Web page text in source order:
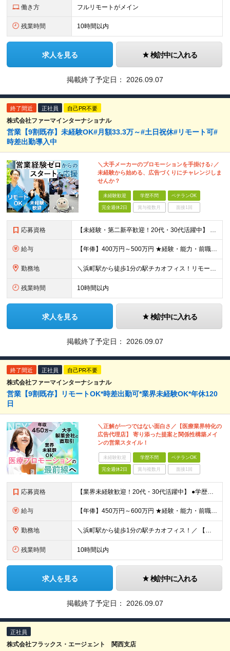
働き方 フルリモートがメイン
残業時間 10時間以内
求人を見る 検討中に入れる
掲載終了予定日： 2026.09.07
終了間近 正社員 自己PR不要
株式会社ファーマインターナショナル
営業【9割既存】未経験OK#月額33.3万～#土日祝休#リモート可#
時差出勤導入中
＼大手メーカーのプロモーションを手掛ける♪／
未経験から始める、広告づくりにチャレンジしま
せんか？
未経験歓迎 学歴不問 ベテランOK
完全週休2日 賞与複数月 面接1回
応募資格 【未経験・第二新卒歓迎！20代・30代活躍中】 ●学歴不問 ●職種・業界未経験歓迎！ ★特別な営業スキルや専門知識は不問です ＼こんな方にピッタリの環境です／ ★毎日テレアポを繰り返す営業から脱却し
給与 【年俸】400万円～500万円 ★経験・能力・前職の給与等を最大限考慮の上、当社規定により決定します。 ※年俸額を12分割し、月々1/12（33.3万円～41.6万円）ずつ支給します。 ※月額に調整
勤務地 ＼浜町駅から徒歩1分の駅チカオフィス！リモート勤務可◎／ 【本社】東京都中央区日本橋浜町2-31-1 浜町センタービル9F (変更の範囲)上記を除く当社関連勤務地
残業時間 10時間以内
求人を見る 検討中に入れる
掲載終了予定日： 2026.09.07
終了間近 正社員 自己PR不要
株式会社ファーマインターナショナル
営業【9割既存】リモートOK*時差出勤可*業界未経験OK*年休120
日
＼正解が一つではない面白さ／【医療業界特化の
広告代理店】 寄り添った提案と関係性構築メイ
ンの営業スタイル！
未経験歓迎 学歴不問 ベテランOK
完全週休2日 賞与複数月 面接1回
応募資格 【業界未経験歓迎！20代・30代活躍中】 ●学歴不問 ●何らかの営業経験をお持ちの方（職種・業界・年数不問） ★無形営業・有形営業どちらの経験も活かせます！ ＼こんな方にピッタリの環境です／ ★テレ
給与 【年俸】450万円～600万円 ★経験・能力・前職の給与等を最大限考慮の上、当社規定により決定します。 ※年俸額を12分割し、月々1/12（37.5万円～50万円）ずつ支給します。 ※月額に調整給と
勤務地 ＼浜町駅から徒歩1分の駅チカオフィス！／ 【本社】東京都中央区日本橋浜町2-31-1 浜町センタービル9F (変更の範囲)上記を除く当社関連勤務地
残業時間 10時間以内
求人を見る 検討中に入れる
掲載終了予定日： 2026.09.07
正社員
株式会社フラックス・エージェント 関西支店